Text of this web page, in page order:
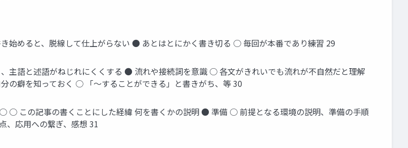
始めると、脱線して仕上がらない ● あとはとにかく書き切る ○ 毎回が本番であり練習 29
主語と述語がねじれにくくする ● 流れや接続詞を意識 ○ 各文がきれいでも流れが不自然だと理解
の癖を知っておく ○ 「〜することができる」と書きがち、等 30
○ この記事の書くことにした経緯 何を書くかの説明 ● 準備 ○ 前提となる環境の説明、準備の手順
応用への繋ぎ、感想 31